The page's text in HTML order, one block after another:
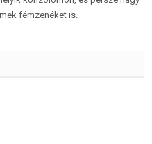
fémzenéket is.